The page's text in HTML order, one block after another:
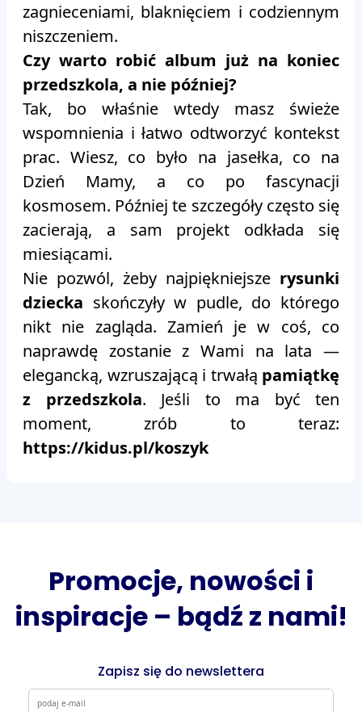
zagnieceniami, blaknięciem i codziennym
niszczeniem.
Czy warto robić album już na koniec
przedszkola, a nie później?
Tak, bo właśnie wtedy masz świeże
wspomnienia i łatwo odtworzyć kontekst
prac. Wiesz, co było na jasełka, co na
Dzień Mamy, a co po fascynacji
kosmosem. Później te szczegóły często się
zacierają, a sam projekt odkłada się
miesiącami.
Nie pozwól, żeby najpiękniejsze rysunki
dziecka skończyły w pudle, do którego
nikt nie zagląda. Zamień je w coś, co
naprawdę zostanie z Wami na lata —
elegancką, wzruszającą i trwałą pamiątkę
z przedszkola. Jeśli to ma być ten
moment, zrób to teraz:
https://kidus.pl/koszyk
Promocje, nowości i
inspiracje – bądź z nami!
Zapisz się do newslettera